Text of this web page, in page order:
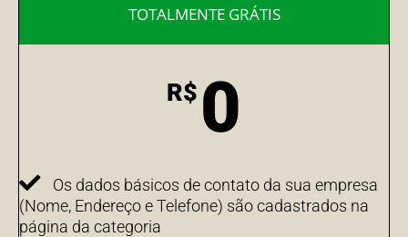
TOTALMENTE GRÁTIS
R$ 0
Os dados básicos de contato da sua empresa
(Nome, Endereço e Telefone) são cadastrados na
página da categoria